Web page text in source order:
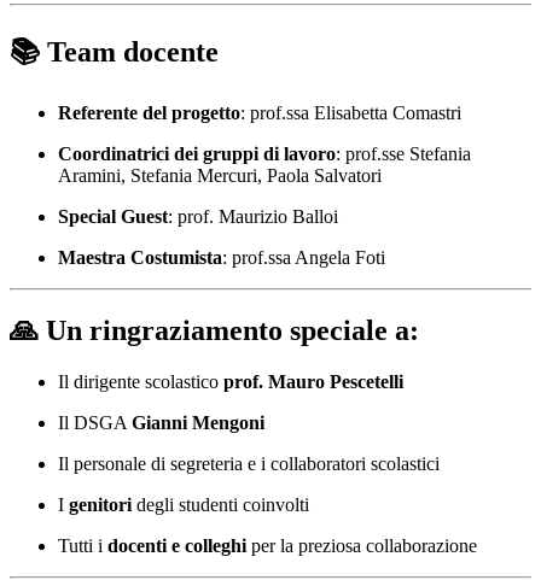
📚 Team docente
Referente del progetto: prof.ssa Elisabetta Comastri
Coordinatrici dei gruppi di lavoro: prof.sse Stefania
Aramini, Stefania Mercuri, Paola Salvatori
Special Guest: prof. Maurizio Balloi
Maestra Costumista: prof.ssa Angela Foti
🙏 Un ringraziamento speciale a:
Il dirigente scolastico prof. Mauro Pescetelli
Il DSGA Gianni Mengoni
Il personale di segreteria e i collaboratori scolastici
I genitori degli studenti coinvolti
Tutti i docenti e colleghi per la preziosa collaborazione